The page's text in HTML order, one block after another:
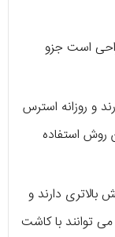
است جزو
و روزانه استرس
روش استفاده
دارند و
توانند با کاشت